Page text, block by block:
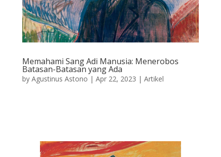
Memahami Sang Adi Manusia: Menerobos
Batasan-Batasan yang Ada
by Agustinus Astono | Apr 22, 2023 | Artikel